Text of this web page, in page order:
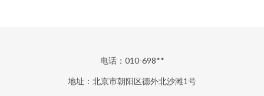
电话：010-698**
地址：北京市朝阳区德外北沙滩1号